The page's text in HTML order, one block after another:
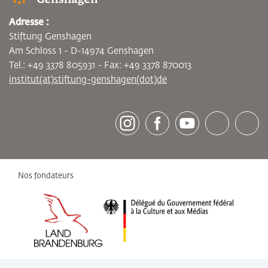
[socialLinksTitle]
Adresse :
Stiftung Genshagen
Am Schloss 1 - D-14974 Genshagen
Tel.: +49 3378 805931 - Fax: +49 3378 870013
institut(at)stiftung-genshagen(dot)de
Nos fondateurs